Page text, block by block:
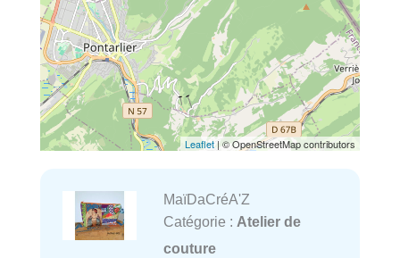
Leaflet | © OpenStreetMap contributors
MaïDaCréA'Z
Catégorie : Atelier de
couture